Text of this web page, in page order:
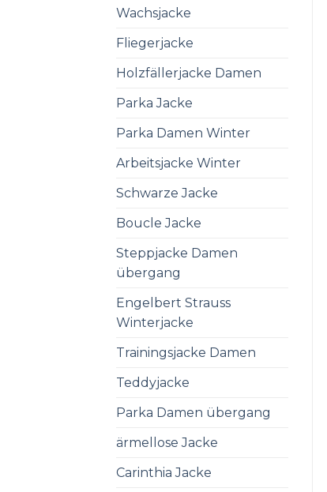
Wachsjacke
Fliegerjacke
Holzfällerjacke Damen
Parka Jacke
Parka Damen Winter
Arbeitsjacke Winter
Schwarze Jacke
Boucle Jacke
Steppjacke Damen
übergang
Engelbert Strauss
Winterjacke
Trainingsjacke Damen
Teddyjacke
Parka Damen übergang
ärmellose Jacke
Carinthia Jacke